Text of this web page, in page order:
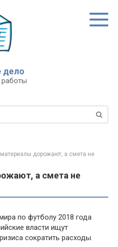
дело
дорожают, а смета не
а смета не
по футболу 2018 года
власти ищут
сократить расходы.